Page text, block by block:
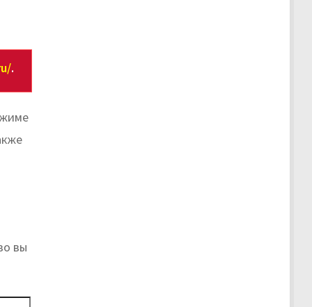
.
вы